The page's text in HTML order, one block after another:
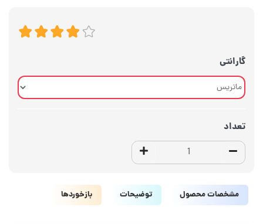
گارانتی
تعداد
مشخصات محصول توضیحات بازخوردها